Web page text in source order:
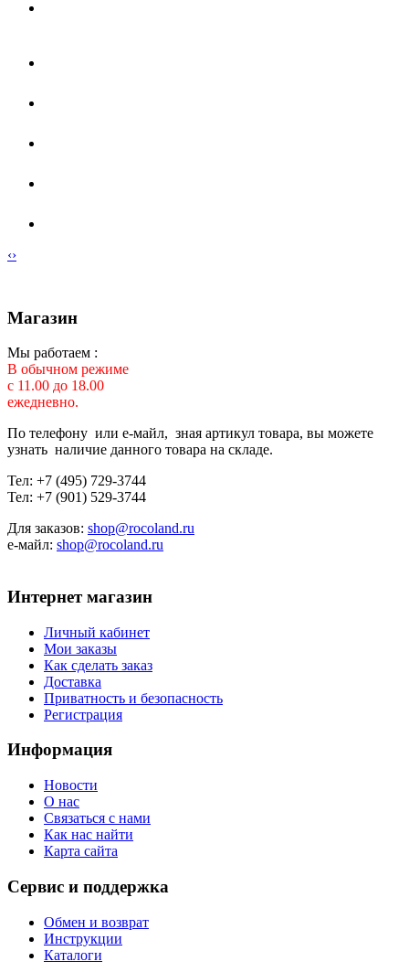
‹›
Магазин
Мы работаем :
В обычном режиме
с 11.00 до 18.00
ежедневно.
По телефону или е-майл, зная артикул товара, вы можете
узнать наличие данного товара на складе.
Тел: +7 (495) 729-3744
Тел: +7 (901) 529-3744
Для заказов: shop@rocoland.ru
е-майл: shop@rocoland.ru
Интернет магазин
Личный кабинет
Мои заказы
Как сделать заказ
Доставка
Приватность и безопасность
Регистрация
Информация
Новости
О нас
Связаться с нами
Как нас найти
Карта сайта
Сервис и поддержка
Обмен и возврат
Инструкции
Каталоги